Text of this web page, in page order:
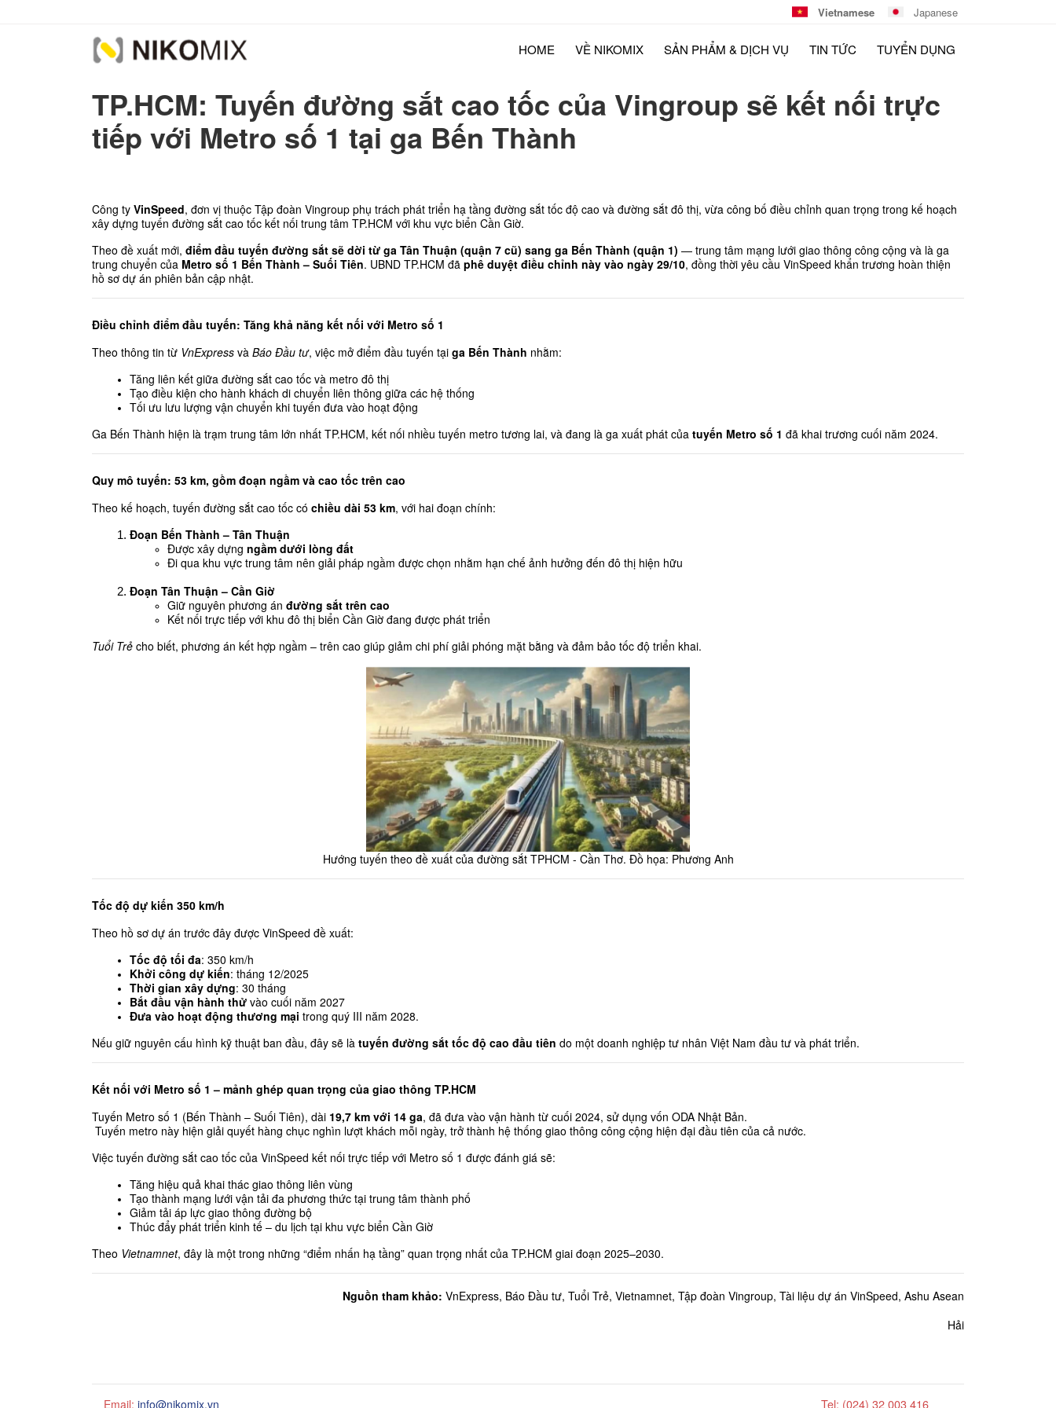
Vietnamese Japanese
HOME VỀ NIKOMIX SẢN PHẨM & DỊCH VỤ TIN TỨC TUYỂN DỤNG
TP.HCM: Tuyến đường sắt cao tốc của Vingroup sẽ kết nối trực
tiếp với Metro số 1 tại ga Bến Thành
Công ty VinSpeed, đơn vị thuộc Tập đoàn Vingroup phụ trách phát triển hạ tầng đường sắt tốc độ cao và đường sắt đô thị, vừa công bố điều chỉnh quan trọng trong kế hoạch
xây dựng tuyến đường sắt cao tốc kết nối trung tâm TP.HCM với khu vực biển Cần Giờ.
Theo đề xuất mới, điểm đầu tuyến đường sắt sẽ dời từ ga Tân Thuận (quận 7 cũ) sang ga Bến Thành (quận 1) — trung tâm mạng lưới giao thông công cộng và là ga
trung chuyển của Metro số 1 Bến Thành – Suối Tiên. UBND TP.HCM đã phê duyệt điều chỉnh này vào ngày 29/10, đồng thời yêu cầu VinSpeed khẩn trương hoàn thiện
hồ sơ dự án phiên bản cập nhật.
Điều chỉnh điểm đầu tuyến: Tăng khả năng kết nối với Metro số 1
Theo thông tin từ VnExpress và Báo Đầu tư, việc mở điểm đầu tuyến tại ga Bến Thành nhằm:
Tăng liên kết giữa đường sắt cao tốc và metro đô thị
Tạo điều kiện cho hành khách di chuyển liên thông giữa các hệ thống
Tối ưu lưu lượng vận chuyển khi tuyến đưa vào hoạt động
Ga Bến Thành hiện là trạm trung tâm lớn nhất TP.HCM, kết nối nhiều tuyến metro tương lai, và đang là ga xuất phát của tuyến Metro số 1 đã khai trương cuối năm 2024.
Quy mô tuyến: 53 km, gồm đoạn ngầm và cao tốc trên cao
Theo kế hoạch, tuyến đường sắt cao tốc có chiều dài 53 km, với hai đoạn chính:
Đoạn Bến Thành – Tân Thuận
Được xây dựng ngầm dưới lòng đất
Đi qua khu vực trung tâm nên giải pháp ngầm được chọn nhằm hạn chế ảnh hưởng đến đô thị hiện hữu
Đoạn Tân Thuận – Cần Giờ
Giữ nguyên phương án đường sắt trên cao
Kết nối trực tiếp với khu đô thị biển Cần Giờ đang được phát triển
Tuổi Trẻ cho biết, phương án kết hợp ngầm – trên cao giúp giảm chi phí giải phóng mặt bằng và đảm bảo tốc độ triển khai.
Hướng tuyến theo đề xuất của đường sắt TPHCM - Cần Thơ. Đồ họa: Phương Anh
Tốc độ dự kiến 350 km/h
Theo hồ sơ dự án trước đây được VinSpeed đề xuất:
Tốc độ tối đa: 350 km/h
Khởi công dự kiến: tháng 12/2025
Thời gian xây dựng: 30 tháng
Bắt đầu vận hành thử vào cuối năm 2027
Đưa vào hoạt động thương mại trong quý III năm 2028.
Nếu giữ nguyên cấu hình kỹ thuật ban đầu, đây sẽ là tuyến đường sắt tốc độ cao đầu tiên do một doanh nghiệp tư nhân Việt Nam đầu tư và phát triển.
Kết nối với Metro số 1 – mảnh ghép quan trọng của giao thông TP.HCM
Tuyến Metro số 1 (Bến Thành – Suối Tiên), dài 19,7 km với 14 ga, đã đưa vào vận hành từ cuối 2024, sử dụng vốn ODA Nhật Bản.
Tuyến metro này hiện giải quyết hàng chục nghìn lượt khách mỗi ngày, trở thành hệ thống giao thông công cộng hiện đại đầu tiên của cả nước.
Việc tuyến đường sắt cao tốc của VinSpeed kết nối trực tiếp với Metro số 1 được đánh giá sẽ:
Tăng hiệu quả khai thác giao thông liên vùng
Tạo thành mạng lưới vận tải đa phương thức tại trung tâm thành phố
Giảm tải áp lực giao thông đường bộ
Thúc đẩy phát triển kinh tế – du lịch tại khu vực biển Cần Giờ
Theo Vietnamnet, đây là một trong những “điểm nhấn hạ tầng” quan trọng nhất của TP.HCM giai đoạn 2025–2030.
Nguồn tham khảo: VnExpress, Báo Đầu tư, Tuổi Trẻ, Vietnamnet, Tập đoàn Vingroup, Tài liệu dự án VinSpeed, Ashu Asean
Hải
Email: info@nikomix.vn Tel: (024) 32 003 416